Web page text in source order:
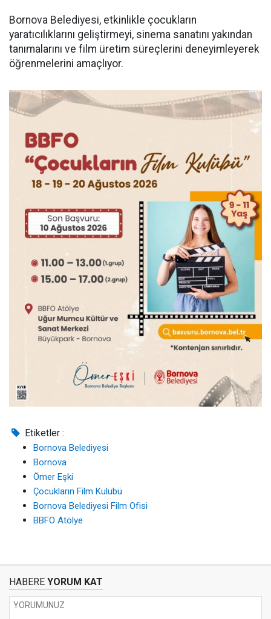
Bornova Belediyesi, etkinlikle çocukların
yaratıcılıklarını geliştirmeyi, sinema sanatını yakından
tanımalarını ve film üretim süreçlerini deneyimleyerek
öğrenmelerini amaçlıyor.
Etiketler :
Bornova Belediyesi
Bornova
Ömer Eşki
Çocukların Film Kulübü
Bornova Belediyesi Film Ofisi
BBFO Atölye
HABERE YORUM KAT